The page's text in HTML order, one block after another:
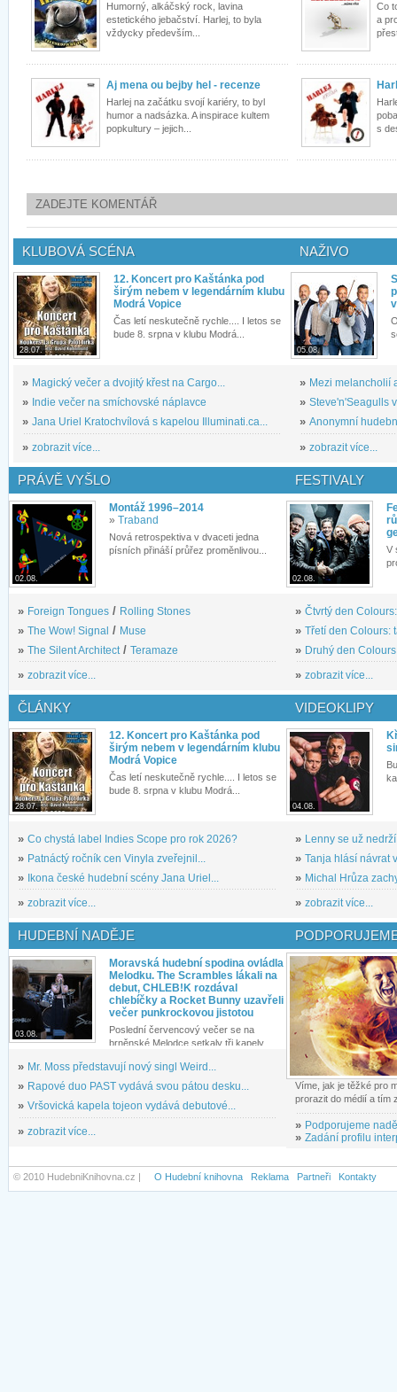
Humorný, alkáčský rock, lavina
estetického jebačství. Harlej, to byla
vždycky především...
Co
a
Aj mena ou bejby hel - recenze
Harlej na začátku svojí kariéry, to byl
humor a nadsázka. A inspirace kultem
popkultury – jejich...
s
ZADEJTE KOMENTÁŘ
KLUBOVÁ SCÉNA
28.07.
12. Koncert pro Kaštánka pod
širým nebem v legendárním klubu
Modrá Vopice
Čas letí neskutečně rychle.... I letos se
bude 8. srpna v klubu Modrá...
» Magický večer a dvojitý křest na Cargo...
» Indie večer na smíchovské náplavce
» Jana Uriel Kratochvílová s kapelou Illuminati.ca...
» zobrazit více...
NAŽIVO
05.08.
» Mezi melancholií
» Steve'n'Seagulls
» Anonymní
» zobrazit více...
PRÁVĚ VYŠLO
02.08.
Montáž 1996–2014
» Traband
Nová retrospektiva v dvaceti jedna
písních přináší průřez proměnlivou...
» Foreign Tongues / Rolling Stones
» The Wow! Signal / Muse
» The Silent Architect / Teramaze
» zobrazit více...
FESTIVALY
02.08.
V
» Čtvrtý den
» Třetí den Colours:
» Druhý den
» zobrazit více...
ČLÁNKY
28.07.
12. Koncert pro Kaštánka pod
širým nebem v legendárním klubu
Modrá Vopice
Čas letí neskutečně rychle.... I letos se
bude 8. srpna v klubu Modrá...
» Co chystá label Indies Scope pro rok 2026?
» Patnáctý ročník cen Vinyla zveřejnil...
»
Ikona české hudební scény Jana Uriel...
» zobrazit více...
VIDEOKLIPY
04.08.
» Lenny se už
» Tanja hlásí návrat
» Michal Hrůza
» zobrazit více...
HUDEBNÍ NADĚJE
03.08.
Moravská hudební spodina ovládla
Melodku. The Scrambles lákali na
debut, CHLEB!K rozdával
chlebíčky a Rocket Bunny uzavřeli
večer punkrockovou jistotou
Poslední červencový večer se na
brněnské Melodce setkaly tři kapely...
» Mr. Moss představují nový singl Weird...
» Rapové duo PAST vydává svou pátou desku...
» Vršovická kapela tojeon vydává debutové...
» zobrazit více...
Víme, jak je těžké pro
prorazit do médií a tím
» Podporujeme
» Zadání profilu
© 2010 HudebniKnihovna.cz | O Hudební knihovna Reklama Partneři Kontakty